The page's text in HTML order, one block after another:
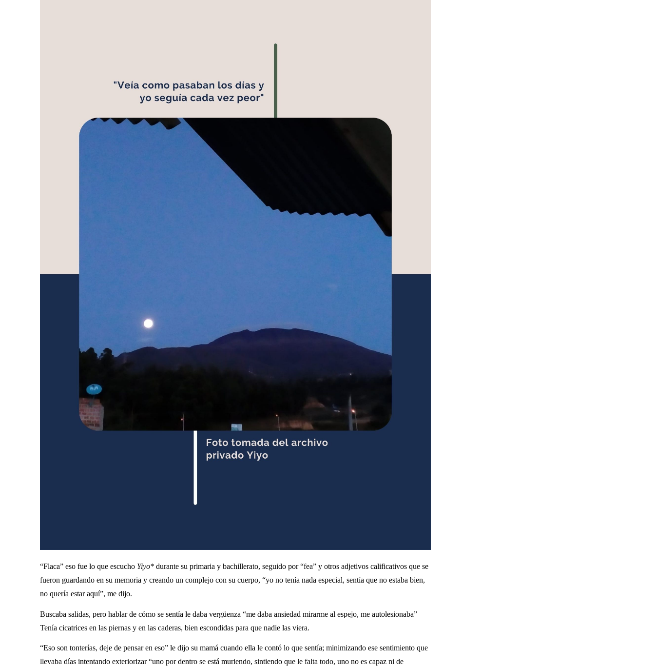
“Flaca” eso fue lo que escucho Yiyo* durante su primaria y bachillerato, seguido por “fea” y otros adjetivos calificativos que se
fueron guardando en su memoria y creando un complejo con su cuerpo, “yo no tenía nada especial, sentía que no estaba bien,
no quería estar aquí”, me dijo.
Buscaba salidas, pero hablar de cómo se sentía le daba vergüenza “me daba ansiedad mirarme al espejo, me autolesionaba”
Tenía cicatrices en las piernas y en las caderas, bien escondidas para que nadie las viera.
“Eso son tonterías, deje de pensar en eso” le dijo su mamá cuando ella le contó lo que sentía; minimizando ese sentimiento que
llevaba días intentando exteriorizar “uno por dentro se está muriendo, sintiendo que le falta todo, uno no es capaz ni de